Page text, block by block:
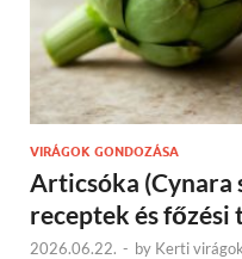
VIRÁGOK GONDOZÁSA
Articsóka (Cynara
receptek és főzési
2026.06.22. - by Kerti virágok